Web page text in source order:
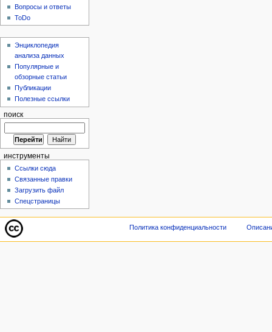
Вопросы и ответы
ToDo
Энциклопедия
анализа данных
Популярные и
обзорные статьи
Публикации
Полезные ссылки
поиск
инструменты
Ссылки сюда
Связанные правки
Загрузить файл
Спецстраницы
Политика конфиденциальности